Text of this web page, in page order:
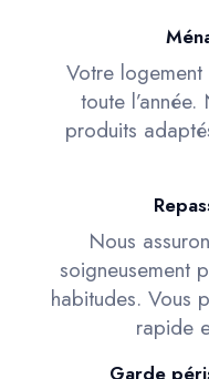
Votre
toute
produits
Nous
soigneusement
habitudes. Vous
rapide
Garde